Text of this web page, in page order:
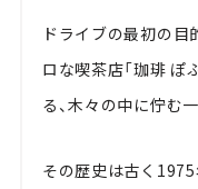
ドライブの最初の目
ロな喫茶店「珈琲 ぽ
る、木々の中に佇む
その歴史は古く1975